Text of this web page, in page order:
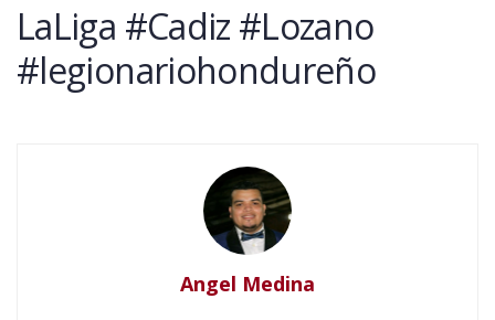
LaLiga #Cadiz #Lozano
#legionariohondureño
Angel Medina